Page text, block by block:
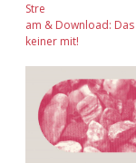
Stre
am & Download:
keiner mit!